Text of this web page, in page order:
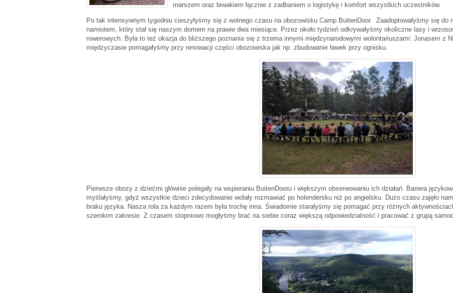
marszem oraz biwakiem łącznie z zadbaniem o logistykę i komfort wszystkich uczestników.
Po tak intensywnym tygodniu cieszyłyśmy się z wolnego czasu na obozowisku Camp BuitenDoor. Zaadoptowałyśmy się do
namiotem, który stał się naszym domem na prawie dwa miesiące. Przez około tydzień odkrywałyśmy okoliczne lasy i
rowerowych. Była to też okazja do bliższego poznania się z trzema innymi międzynarodowymi wolontariuszami: Jonasem z
międzyczasie pomagałyśmy przy renowacji części obozowiska jak np. zbudowanie ławek przy ognisku.
Pierwsze obozy z dziećmi głównie polegały na wspieraniu BuitenDooru i większym obserwowaniu ich działań. Bariera
myślałyśmy, gdyż wszystkie dzieci zdecydowanie wolały rozmawiać po holendersku niż po angielsku. Dużo czasu zajęło
braku języka. Nasza rola za każdym razem była trochę inna. Świadomie starałyśmy się pomagać przy różnych
szerokim zakresie. Z czasem stopniowo mogłyśmy brać na siebie coraz większą odpowiedzialność i pracować z grupą